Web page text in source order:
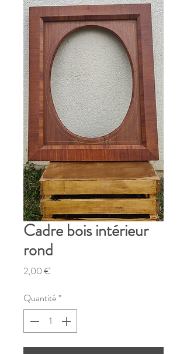
Cadre bois intérieur
rond
2,00 €
Quantité*